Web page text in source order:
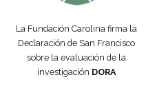
La Fundación Carolina firma la
Declaración de San Francisco
sobre la evaluación de la
investigación DORA